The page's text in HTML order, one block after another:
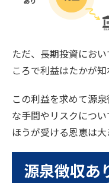
ただ、長期投資にお
ころで利益はたかが知
この利益を求めて源
な手間やリスクにつ
ほうが受ける恩恵は大
源泉徴収あ